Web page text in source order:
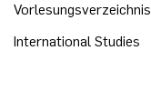
Vorlesungsverzeichnis
International Studies